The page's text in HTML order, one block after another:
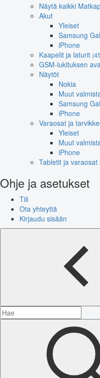
Näytä kaikki
Akut
Yleiset
Samsung
iPhone
Kaapelit ja laturit
GSM-lukituksen
Näytöt
Nokia
Muut
Samsung
iPhone
Varaosat ja
Yleiset
Muut
iPhone
Tabletit ja varaosat
Ohje ja asetukset
Tili
Ota yhteyttä
Kirjaudu sisään